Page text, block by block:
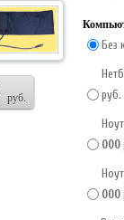
руб.
Без
руб.
000
000